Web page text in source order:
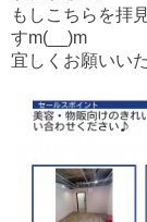
もしこちらを拝
すm(__)m
宜しくお願いい